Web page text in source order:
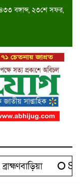
বঙ্গাব্দ, ২৩শে সফর,